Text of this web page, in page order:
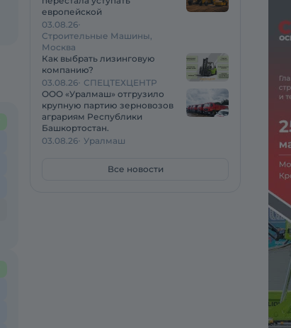
европейской
03.08.26
Строительные Машины,
Москва
Как выбрать лизинговую
компанию?
03.08.26 СПЕЦТЕХЦЕНТР
ООО «Уралмаш» отгрузило
крупную партию зерновозов
аграриям Республики
Башкортостан.
03.08.26 Уралмаш
Все новости